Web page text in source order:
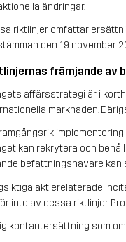
ändringar.
riktlinjer omfattar
den 19 november
främjande av
affärsstrategi är i
marknaden.
kan rekrytera och
befattningshavare
aktierelaterade
inte av dessa riktlinjer.
kontantersättning som